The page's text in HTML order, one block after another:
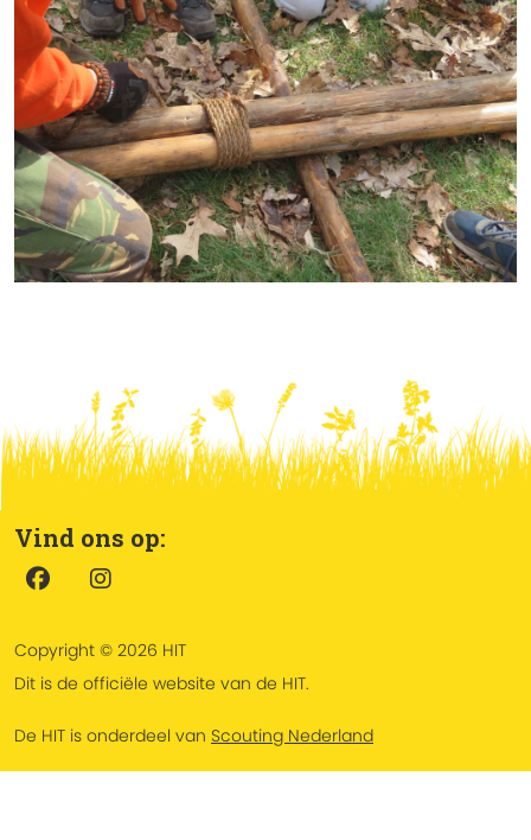
Vind ons op:
Copyright © 2026 HIT
Dit is de officiële website van de HIT.
De HIT is onderdeel van Scouting Nederland